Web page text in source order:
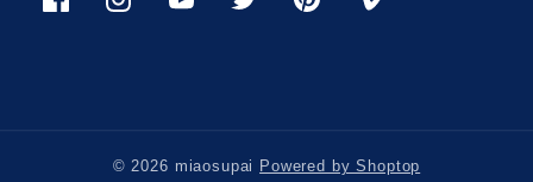
FacebookInstagramYoutubeTwitterPinterestViemo
© 2026 miaosupai Powered by Shoptop